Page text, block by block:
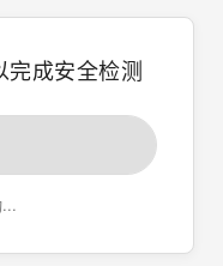
完成安全检测